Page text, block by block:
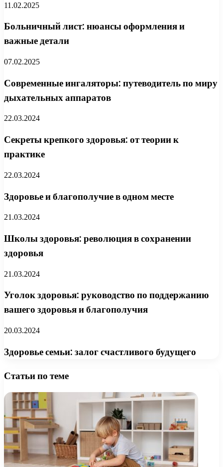
11.02.2025
Больничный лист: нюансы оформления и
важные детали
07.02.2025
Современные ингаляторы: путеводитель по миру
дыхательных аппаратов
22.03.2024
Секреты крепкого здоровья: от теории к
практике
22.03.2024
Здоровье и благополучие в одном месте
21.03.2024
Школы здоровья: революция в сохранении
здоровья
21.03.2024
Уголок здоровья: руководство по поддержанию
вашего здоровья и благополучия
20.03.2024
Здоровье семьи: залог счастливого будущего
Статьи по теме